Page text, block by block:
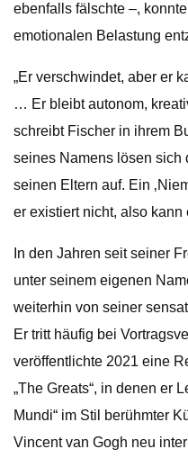
ebenfalls fälschte –,
emotionalen Belastung
„Er verschwindet, aber er
… Er bleibt autonom,
schreibt Fischer in ihrem
seines Namens lösen
seinen Eltern auf. Ein
er existiert nicht, also kann
In den Jahren seit seiner
unter seinem eigenen
weiterhin von seiner
Er tritt häufig bei
veröffentlichte 2021 eine
„The Greats“, in denen er
Mundi“ im Stil berühmter
Vincent van Gogh neu